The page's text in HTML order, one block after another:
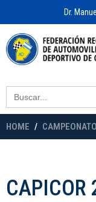
Dr.
Search
for:
HOME